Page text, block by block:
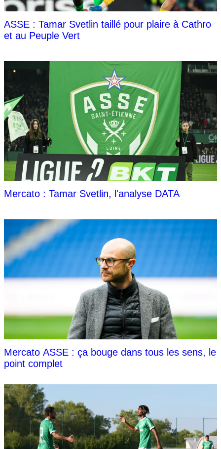
ASSE : Tamar Svetlin taillé pour plaire à Cathro
et au Peuple Vert
Mercato : Tamar Svetlin, l'analyse DATA
Mercato ASSE : ça bouge dans tous les sens, le
point complet